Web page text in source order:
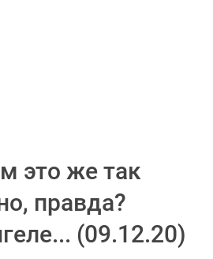
это же так
правда?
(09.12.20)